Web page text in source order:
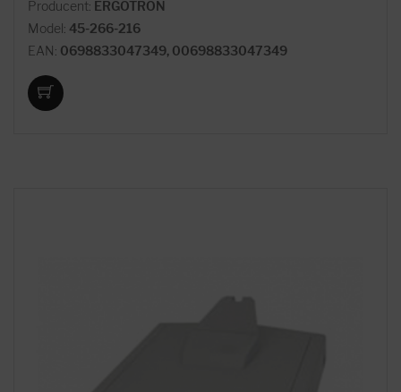
Producent: ERGOTRON
Model: 45-266-216
EAN: 0698833047349, 00698833047349